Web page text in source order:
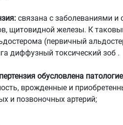
связана с заболеваниями
щитовидной железы. К
(первичный
диффузный токсический зоб .
обусловлена
врожденные и
и позвоночных артерий;